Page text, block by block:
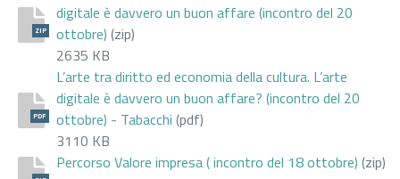
ZIP
digitale è davvero un buon affare (incontro del 20
ottobre) (zip)
2635 KB
PDF
L’arte tra diritto ed economia della cultura. L’arte
digitale è davvero un buon affare? (incontro del 20
ottobre) - Tabacchi (pdf)
3110 KB
Percorso Valore impresa ( incontro del 18 ottobre) (zip)